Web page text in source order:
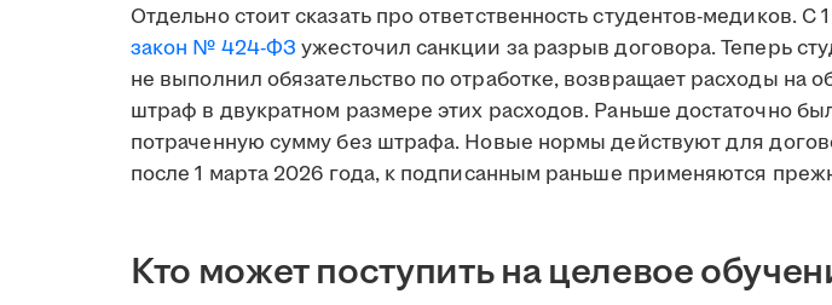
Отдельно стоит сказать про ответственность студентов-медиков. С
закон № 424-ФЗ ужесточил санкции за разрыв договора. Теперь
не выполнил обязательство по отработке, возвращает расходы на
штраф в двукратном размере этих расходов. Раньше достаточно
потраченную сумму без штрафа. Новые нормы действуют для
после 1 марта 2026 года, к подписанным раньше применяются
Кто может поступить на целевое